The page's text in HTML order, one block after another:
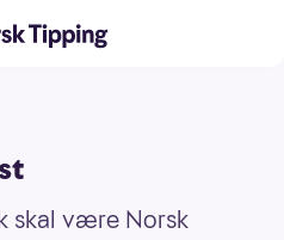
skal være Norsk